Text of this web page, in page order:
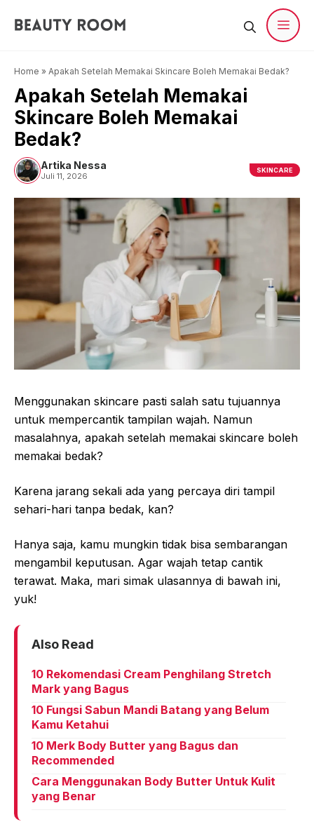
Home » Apakah Setelah Memakai Skincare Boleh Memakai Bedak?
Apakah Setelah Memakai
Skincare Boleh Memakai
Bedak?
Artika Nessa
Juli 11, 2026
SKINCARE
Menggunakan skincare pasti salah satu tujuannya
untuk mempercantik tampilan wajah. Namun
masalahnya, apakah setelah memakai skincare boleh
memakai bedak?
Karena jarang sekali ada yang percaya diri tampil
sehari-hari tanpa bedak, kan?
Hanya saja, kamu mungkin tidak bisa sembarangan
mengambil keputusan. Agar wajah tetap cantik
terawat. Maka, mari simak ulasannya di bawah ini,
yuk!
Also Read
10 Rekomendasi Cream Penghilang Stretch
Mark yang Bagus
10 Fungsi Sabun Mandi Batang yang Belum
Kamu Ketahui
10 Merk Body Butter yang Bagus dan
Recommended
Cara Menggunakan Body Butter Untuk Kulit
yang Benar